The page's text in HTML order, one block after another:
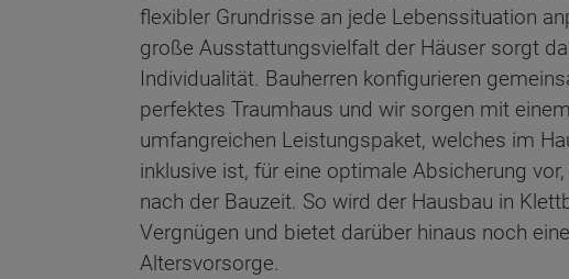
flexibler Grundrisse an jede Lebenssituation
große Ausstattungsvielfalt der Häuser sorgt
Individualität. Bauherren konfigurieren
perfektes Traumhaus und wir sorgen mit
umfangreichen Leistungspaket, welches im
inklusive ist, für eine optimale Absicherung
nach der Bauzeit. So wird der Hausbau in
Vergnügen und bietet darüber hinaus noch
Altersvorsorge.